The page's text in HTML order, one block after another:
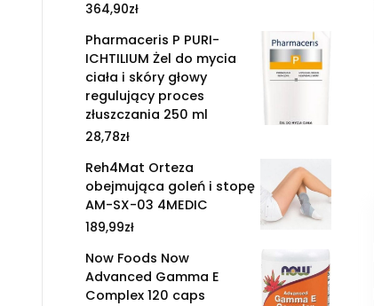
364,90zł
Pharmaceris P PURI-
ICHTILIUM Żel do mycia
ciała i skóry głowy
regulujący proces
złuszczania 250 ml
28,78zł
Reh4Mat Orteza
obejmująca goleń i stopę
AM-SX-03 4MEDIC
189,99zł
Now Foods Now
Advanced Gamma E
Complex 120 caps